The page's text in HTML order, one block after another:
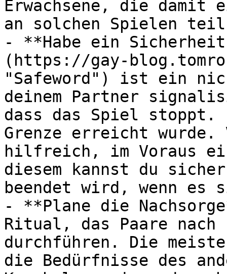
Erwachsene, die
an solchen Spielen
- **Habe ein
(https://gay-
"Safeword") ist ein
deinem Partner
dass das Spiel stoppt.
Grenze erreicht wurde.
hilfreich, im Voraus
diesem kannst du
beendet wird, wenn
- **Plane die
Ritual, das Paare nach
durchführen. Die
die Bedürfnisse des